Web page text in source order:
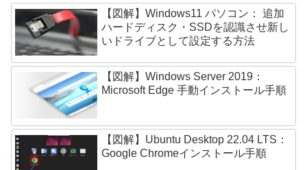
【図解】Windows11 パソコン： 追加
ハードディスク・SSDを認識させ新し
いドライブとして設定する方法
【図解】Windows Server 2019：
Microsoft Edge 手動インストール手順
【図解】Ubuntu Desktop 22.04 LTS：
Google Chromeインストール手順